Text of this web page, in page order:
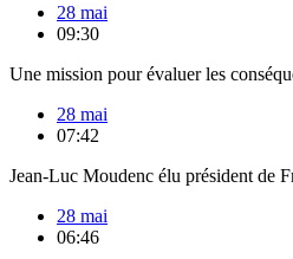
28 mai
09:30
Une mission pour évaluer les
28 mai
07:42
Jean-Luc Moudenc élu président de
28 mai
06:46